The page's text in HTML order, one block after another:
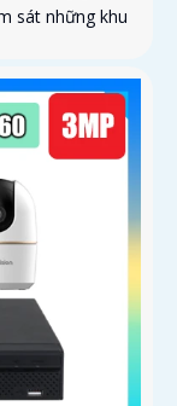
sát những khu